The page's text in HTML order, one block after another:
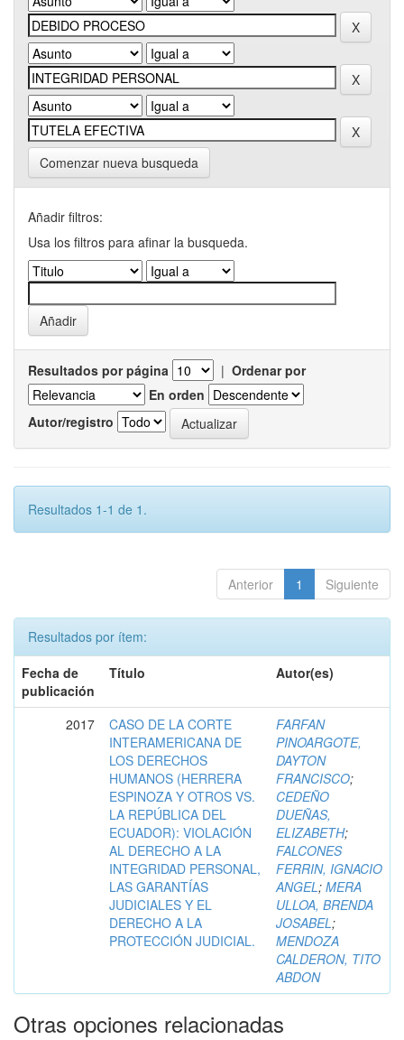
Comenzar nueva busqueda
Añadir filtros:
Usa los filtros para afinar la busqueda.
Resultados por página | Ordenar por
En orden
Autor/registro
Resultados 1-1 de 1.
Anterior 1 Siguiente
Resultados por ítem:
Fecha de
publicación
Título Autor(es)
2017
CASO DE LA CORTE
INTERAMERICANA DE
LOS DERECHOS
HUMANOS (HERRERA
ESPINOZA Y OTROS VS.
LA REPÚBLICA DEL
ECUADOR): VIOLACIÓN
AL DERECHO A LA
INTEGRIDAD PERSONAL,
LAS GARANTÍAS
JUDICIALES Y EL
DERECHO A LA
PROTECCIÓN JUDICIAL.
FARFAN
PINOARGOTE,
DAYTON
FRANCISCO;
CEDEÑO
DUEÑAS,
ELIZABETH;
FALCONES
FERRIN, IGNACIO
ANGEL; MERA
ULLOA, BRENDA
JOSABEL;
MENDOZA
CALDERON, TITO
ABDON
Otras opciones relacionadas